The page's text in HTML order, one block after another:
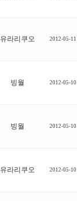
유라리쿠오 2012-05-11
빙월 2012-05-10
빙월 2012-05-10
유라리쿠오 2012-05-10